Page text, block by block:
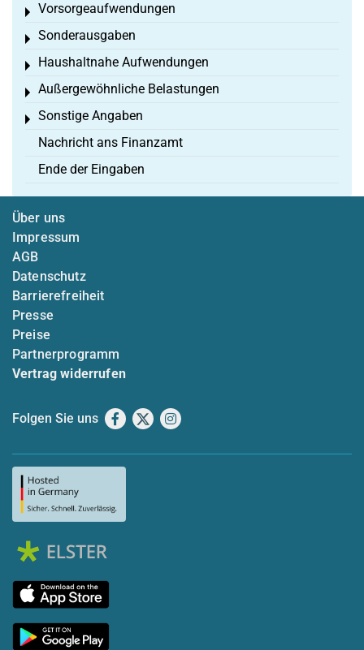
Vorsorgeaufwendungen
Toggle menu
Sonderausgaben
Toggle menu
Haushaltnahe Aufwendungen
Toggle menu
Außergewöhnliche Belastungen
Toggle menu
Sonstige Angaben
Toggle menu
Nachricht ans Finanzamt
Ende der Eingaben
Über uns
Impressum
AGB
Datenschutz
Barrierefreiheit
Presse
Preise
Partnerprogramm
Vertrag widerrufen
Folgen Sie uns Facebook
X Instagram